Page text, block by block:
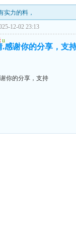
实力的料，
12-02 23:13
u
.感谢你的分享，支
你的分享，支持